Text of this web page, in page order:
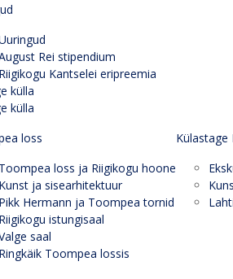
Rei stipendium
Riigikogu Kantselei eripreemia
külla
külla
loss
Toompea loss ja Riigikogu hoone
Kunst ja sisearhitektuur
Pikk Hermann ja Toompea tornid
Riigikogu istungisaal
saal
Ringkäik Toompea lossis
Külastage